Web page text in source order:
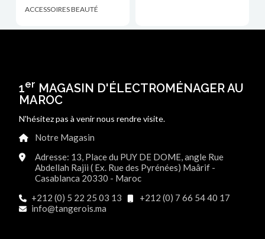
ACCESSOIRES BEAUTÉ
1er MAGASIN D'ÉLECTROMÉNAGER AU
MAROC
N'hésitez pas à venir nous rendre visite.
Notre Magasin
Adresse: 13, Place du PUY DE DOME, angle Rue
Abdellah Rajii ( Ex. Rue des Pyrénées) Maârif -
Casablanca 20330 - Maroc
+212 (0) 5 22 25 03 13
+212 (0) 7 66 54 40 17
info@tangerois.ma